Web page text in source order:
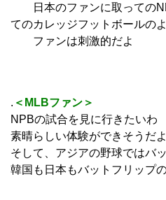
日本のファンに取っての
てのカレッジフットボールの
ファンは刺激的だよ
. ＜MLBファン＞
NPBの試合を見に行きたいわ
素晴らしい体験ができそうだよ
そして、アジアの野球ではバ
韓国も日本もバットフリップ